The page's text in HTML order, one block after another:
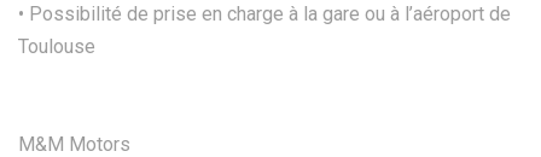
• Possibilité de prise en charge à la gare ou à l’aéroport de
Toulouse
M&M Motors